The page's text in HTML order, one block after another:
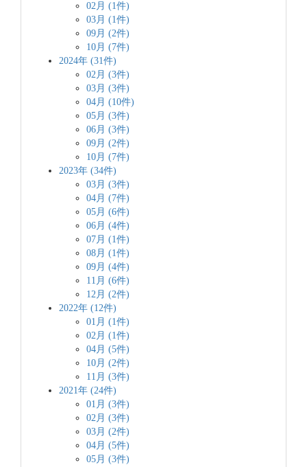
02月 (1件)
03月 (1件)
09月 (2件)
10月 (7件)
2024年 (31件)
02月 (3件)
03月 (3件)
04月 (10件)
05月 (3件)
06月 (3件)
09月 (2件)
10月 (7件)
2023年 (34件)
03月 (3件)
04月 (7件)
05月 (6件)
06月 (4件)
07月 (1件)
08月 (1件)
09月 (4件)
11月 (6件)
12月 (2件)
2022年 (12件)
01月 (1件)
02月 (1件)
04月 (5件)
10月 (2件)
11月 (3件)
2021年 (24件)
01月 (3件)
02月 (3件)
03月 (2件)
04月 (5件)
05月 (3件)